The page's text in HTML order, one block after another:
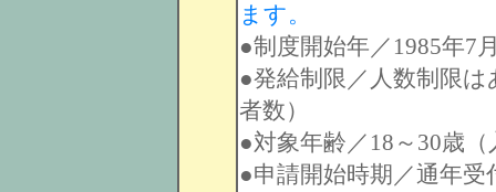
ます。
●制度開始年／1985年7
●発給制限／人数制限
者数）
●対象年齢／18～30歳
●申請開始時期／通年受